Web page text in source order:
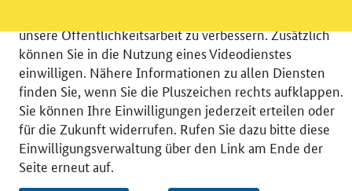
© 2026 Bundesministerium für Wirtschaft und Energie
RSS
Benutzerhinweise
Inhaltsverzeichnis
Impressum
Barrierefreiheit
Datenschutz
Einwilligungsverwaltung
unsere Öffentlichkeitsarbeit zu verbessern. Zusätzlich
können Sie in die Nutzung eines Videodienstes
einwilligen. Nähere Informationen zu allen Diensten
finden Sie, wenn Sie die Pluszeichen rechts aufklappen.
Sie können Ihre Einwilligungen jederzeit erteilen oder
für die Zukunft widerrufen. Rufen Sie dazu bitte diese
Einwilligungsverwaltung über den Link am Ende der
Seite erneut auf.